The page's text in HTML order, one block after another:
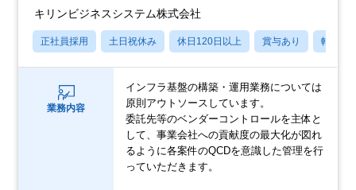
キリンビジネスシステム株式会社
正社員採用 土日祝休み 休日120日以上 賞与あり 転勤な
業務内容
インフラ基盤の構築・運用業務については
原則アウトソースしています。
委託先等のベンダーコントロールを主体と
して、事業会社への貢献度の最大化が図れ
るように各案件のQCDを意識した管理を行
っていただきます。